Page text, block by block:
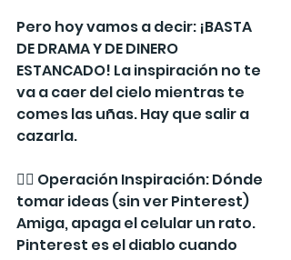
Pero hoy vamos a decir: ¡BASTA
DE DRAMA Y DE DINERO
ESTANCADO! La inspiración no te
va a caer del cielo mientras te
comes las uñas. Hay que salir a
cazarla.
🕵️‍♀️ Operación Inspiración: Dónde
tomar ideas (sin ver Pinterest)
Amiga, apaga el celular un rato.
Pinterest es el diablo cuando